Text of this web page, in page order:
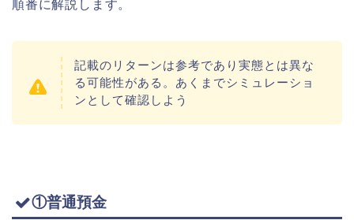
順番に解説します。
記載のリターンは参考であり実態とは異な
る可能性がある。あくまでシミュレーショ
ンとして確認しよう
①普通預金